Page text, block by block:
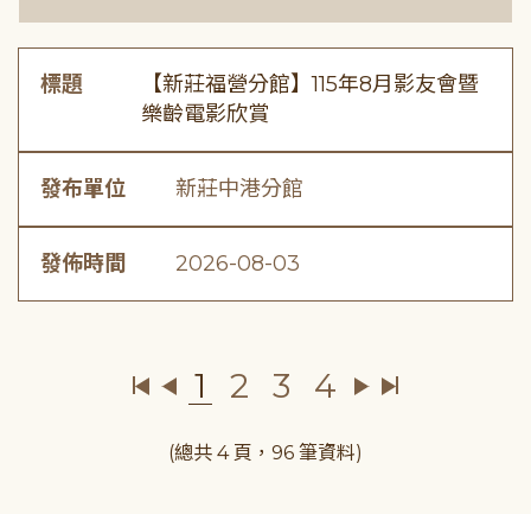
標題
【新莊福營分館】115年8月影友會暨
樂齡電影欣賞
發布單位 新莊中港分館
發佈時間 2026-08-03
1 2 3 4
(總共 4 頁，96 筆資料)